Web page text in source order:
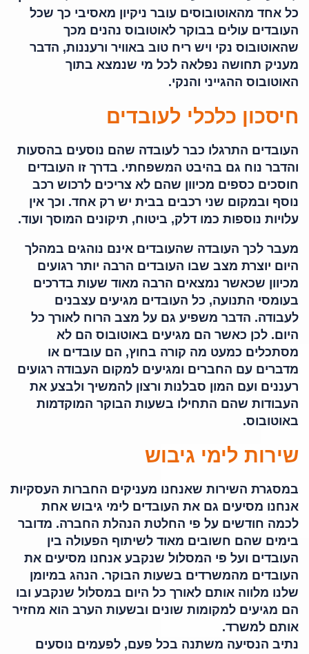
כל אחד מהאוטובוסים עובר ניקיון מאסיבי כך שכל
העובדים עולים בבוקר לאוטובוס נהנים מכך
שהאוטובוס נקי ויש ריח טוב באוויר ורעננות, הדבר
מעניק תחושה נפלאה לכל מי שנמצא בתוך
האוטובוס ההגייני והנקי.
חיסכון כלכלי לעובדים
העובדים התרגלו כבר לעובדה שהם נוסעים בהסעות
והדבר נוח גם בהיבט המשפחתי. בדרך זו העובדים
חוסכים כספים מכיוון שהם לא צריכים לרכוש רכב
נוסף ובמקום שני רכבים בבית יש רק אחד. וכך אין
עלויות נוספות כמו דלק, ביטוח, תיקונים המוסך ועוד.
מעבר לכך העובדה שהעובדים אינם נוהגים במהלך
היום יוצרת מצב שבו העובדים הרבה יותר רגועים
מכיוון שכאשר נמצאים הרבה מאוד שעות בדרכים
בעומסי התנועה, כל העובדים מגיעים עצבנים
לעבודה. הדבר משפיע גם על מצב הרוח לאורך כל
היום. לכן כאשר הם מגיעים באוטובוס הם לא
מסתכלים כמעט מה קורה בחוץ, הם עובדים או
מדברים עם החברים ומגיעים למקום העבודה רגועים
רעננים ועם המון סבלנות ורצון להמשיך ולבצע את
העבודות שהם התחילו בשעות הבוקר המוקדמות
באוטובוס.
שירות לימי גיבוש
במסגרת השירות שאנחנו מעניקים החברות העסקיות
אנחנו מסיעים גם את העובדים לימי גיבוש אחת
לכמה חודשים על פי החלטת הנהלת החברה. מדובר
בימים שהם חשובים מאוד לשיתוף הפעולה בין
העובדים ועל פי המסלול שנקבע אנחנו מסיעים את
העובדים מהמשרדים בשעות הבוקר. הנהג במיומן
שלנו מלווה אותם לאורך כל היום במסלול שנקבע ובו
הם מגיעים למקומות שונים ובשעות הערב הוא מחזיר
אותם למשרד.
נתיב הנסיעה משתנה בכל פעם, לפעמים נוסעים